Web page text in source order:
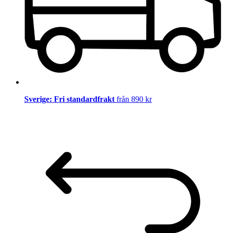
Sverige: Fri standardfrakt från 890 kr